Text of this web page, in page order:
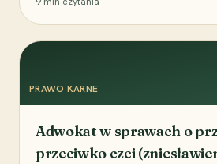
PRAWO KARNE
Adwokat w sprawach o
przeciwko czci